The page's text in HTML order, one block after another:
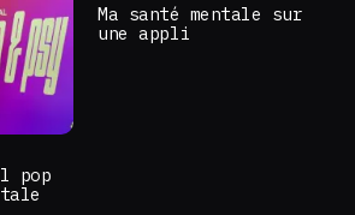
pop
Ma santé mentale sur
une appli